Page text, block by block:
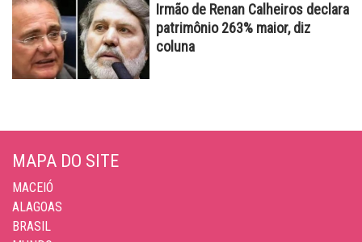
Irmão de Renan Calheiros declara
patrimônio 263% maior, diz
coluna
MAPA DO SITE
MACEIÓ
ALAGOAS
BRASIL